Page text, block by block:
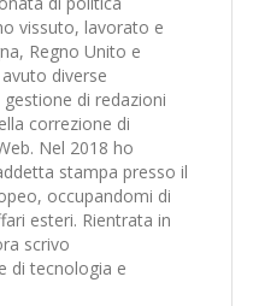
vissuto, lavorato e
Regno Unito e
diverse
di redazioni
correzione di
Nel 2018 ho
stampa presso il
occupandomi di
esteri. Rientrata in
scrivo
di tecnologia e